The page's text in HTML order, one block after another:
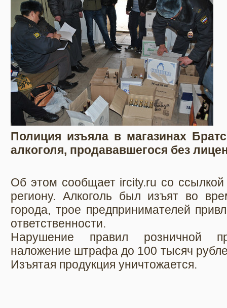
Полиция изъяла в магазинах
алкоголя, продававшегося без
Об этом сообщает ircity.ru со
региону. Алкоголь был изъят во
города, трое предпринимателей
ответственности.
Нарушение правил розничной
наложение штрафа до 100 тысяч
Изъятая продукция уничтожается.